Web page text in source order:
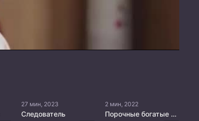
27 мин, 2023
Следователь
2 мин, 2022
Порочные богатые женщины